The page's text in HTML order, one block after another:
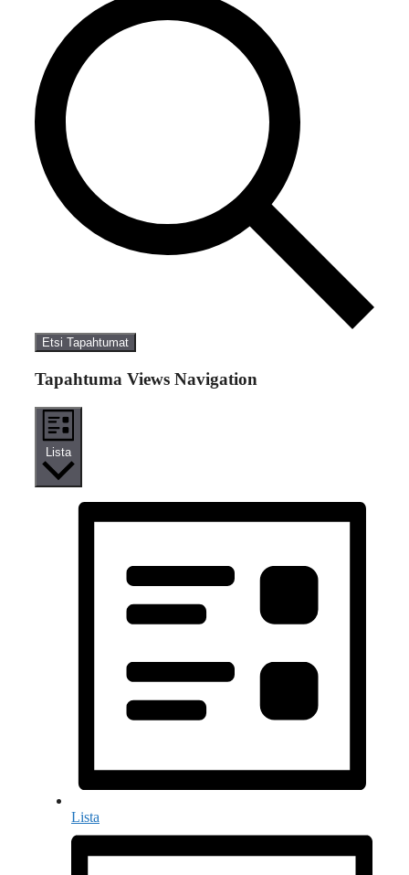
Etsi Tapahtumat
Tapahtuma Views Navigation
Lista
Lista